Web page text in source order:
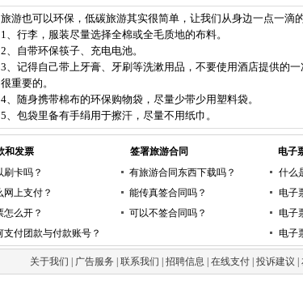
旅游也可以环保，低碳旅游其实很简单，让我们从身边一点一滴
1、行李，服装尽量选择全棉或全毛质地的布料。
2、自带环保筷子、充电电池。
3、记得自己带上牙膏、牙刷等洗漱用品，不要使用酒店提供的
很重要的。
4、随身携带棉布的环保购物袋，尽量少带少用塑料袋。
5、包袋里备有手绢用于擦汗，尽量不用纸巾。